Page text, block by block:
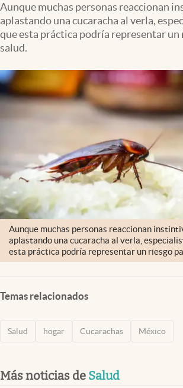
Tv
Clima
Mediakit
abre en nueva pestaña
Aunque muchas personas reaccionan
aplastando una cucaracha al verla,
que esta práctica podría representar un
salud.
Aunque muchas personas reaccionan
aplastando una cucaracha al verla,
esta práctica podría representar un riesgo
Temas relacionados
Salud hogar Cucarachas México
Más noticias de Salud